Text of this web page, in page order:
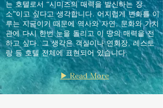
는 호텔로서 “시미즈의 매력을 발신하는 장
소”이고 싶다고 생각합니다. 어지럽게 변화를 이
루는 지금이기 때문에 역사와 자연, 문화와 가치
관에 다시 한번 눈을 돌리고 이 땅의 매력을 전
하고 싶다. 그 생각은 객실이나 연회장, 레스토
랑 등 호텔 전체에 표현되어 있습니다.
▶ Read More